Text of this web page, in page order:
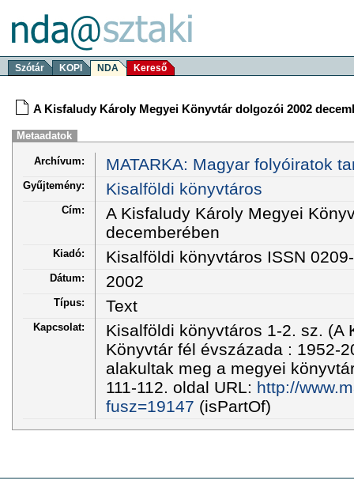
Szótár KOPI NDA Kereső
A Kisfaludy Károly Megyei Könyvtár dolgozói 2002
Metaadatok
Archívum: MATARKA: Magyar folyóiratok
Gyűjtemény: Kisalföldi könyvtáros
Cím:
A Kisfaludy Károly Megyei
decemberében
Kiadó: Kisalföldi könyvtáros ISSN
Dátum: 2002
Típus: Text
Kapcsolat:
Kisalföldi könyvtáros 1-2. sz. (A
Könyvtár fél évszázada : 1952-
alakultak meg a megyei
111-112. oldal URL: http://
fusz=19147 (isPartOf)